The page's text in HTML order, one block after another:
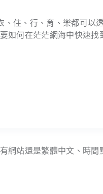
、住、行、育、樂都可以
如何在茫茫網海中快速找
網站還是繁體中文、時間